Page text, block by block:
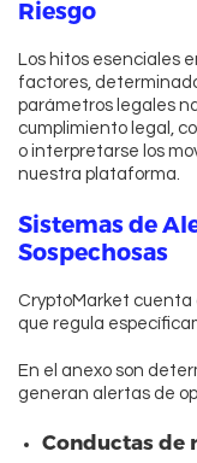
Riesgo
Los hitos esenciales
factores,
parámetros legales
cumplimiento legal,
o interpretarse los
nuestra plataforma.
Sistemas de
Sospechosas
CryptoMarket cuenta
que regula
En el anexo son
generan alertas de
Conductas de